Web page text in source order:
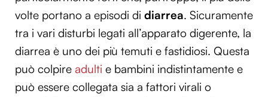
volte portano a episodi di diarrea. Sicuramente
tra i vari disturbi legati all’apparato digerente, la
diarrea è uno dei più temuti e fastidiosi. Questa
può colpire adulti e bambini indistintamente e
può essere collegata sia a fattori virali o